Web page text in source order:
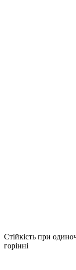
Стійкість при
горінні